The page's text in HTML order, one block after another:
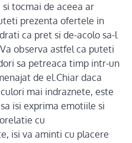
tocmai de aceea ar
prezenta ofertele in
ca pret si de-acolo sa-l
observa astfel ca puteti
sa petreaca timp intr-un
de el.Chiar daca
mai indraznete, este
isi exprima emotiile si
cu
isi va aminti cu placere